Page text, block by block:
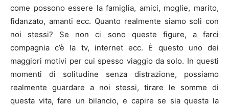
come possono essere la famiglia, amici, moglie, marito,
fidanzato, amanti ecc. Quanto realmente siamo soli con
noi stessi? Se non ci sono queste figure, a farci
compagnia c’è la tv, internet ecc. È questo uno dei
maggiori motivi per cui spesso viaggio da solo. In questi
momenti di solitudine senza distrazione, possiamo
realmente guardare a noi stessi, tirare le somme di
questa vita, fare un bilancio, e capire se sia questa la